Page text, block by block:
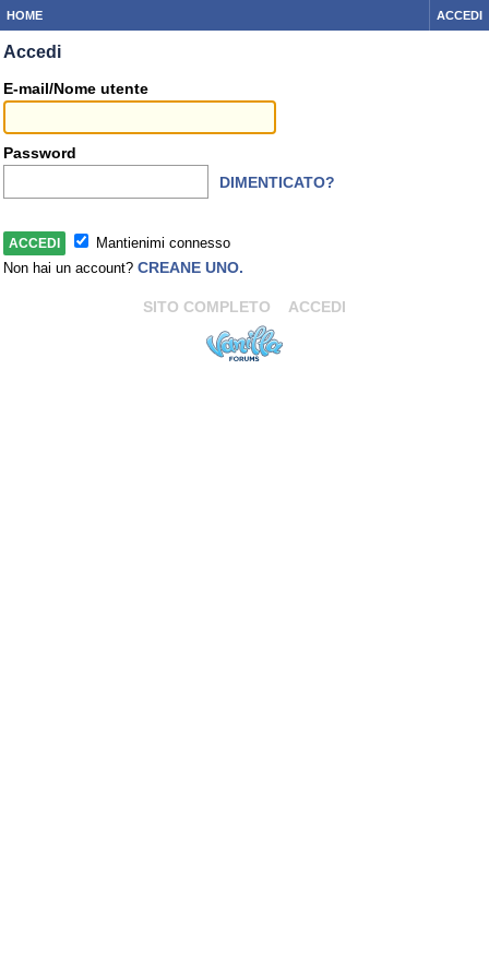
HOME ACCEDI
Accedi
E-mail/Nome utente
Password
DIMENTICATO?
Mantienimi connesso
Non hai un account? CREANE UNO.
SITO COMPLETO ACCEDI